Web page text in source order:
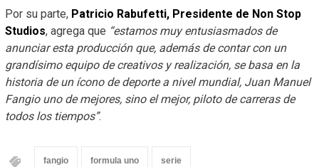
Por su parte, Patricio Rabufetti, Presidente de Non Stop
Studios, agrega que “estamos muy entusiasmados de
anunciar esta producción que, además de contar con un
grandísimo equipo de creativos y realización, se basa en la
historia de un ícono de deporte a nivel mundial, Juan Manuel
Fangio uno de mejores, sino el mejor, piloto de carreras de
todos los tiempos”.
fangio formula uno serie